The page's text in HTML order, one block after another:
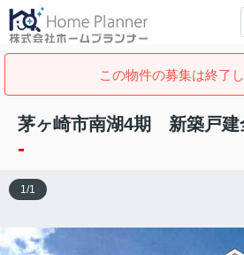
この物件の募集は終了し
茅ヶ崎市南湖4期 新築戸
-
1/1